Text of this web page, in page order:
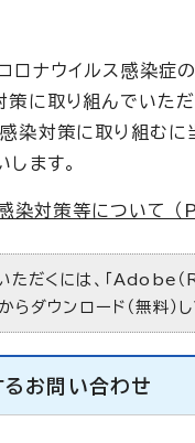
ロナウイルス感染症
に取り組んでいただ
染対策に取り組むに
ます。
染対策等について
ただくには、「Adobe（
からダウンロード（無料）
お問い合わせ